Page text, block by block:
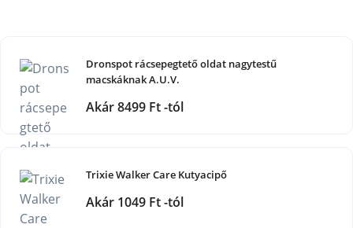
Dronspot rácsepegtető oldat nagytestű
macskáknak A.U.V.
Akár 8499 Ft -tól
Trixie Walker Care Kutyacipő
Akár 1049 Ft -tól